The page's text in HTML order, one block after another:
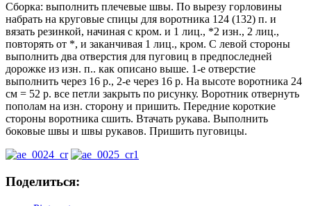
Сборка: выполнить плечевые швы. По вырезу горловины
набрать на круговые спицы для воротника 124 (132) п. и
вязать резинкой, начиная с кром. и 1 лиц., *2 изн., 2 лиц.,
повторять от *, и заканчивая 1 лиц., кром. С левой стороны
выполнить два отверстия для пуговиц в предпоследней
дорожке из изн. п.. как описано выше. 1-е отверстие
выполнить через 16 р., 2-е через 16 р. На высоте воротника 24
см = 52 р. все петли закрыть по рисунку. Воротник отвернуть
пополам на изн. сторону и пришить. Передние короткие
стороны воротника сшить. Втачать рукава. Выполнить
боковые швы и швы рукавов. Пришить пуговицы.
Поделиться: